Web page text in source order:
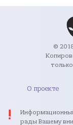
©
О проекте
рады Вашему